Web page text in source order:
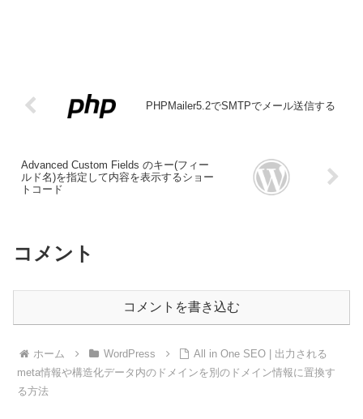
PHPMailer5.2でSMTPでメール送信する
Advanced Custom Fields のキー(フィー
ルド名)を指定して内容を表示するショー
トコード
コメント
コメントを書き込む
ホーム WordPress
All in One SEO | 出力される
meta情報や構造化データ内のドメインを別のドメイン情報に置換す
る方法